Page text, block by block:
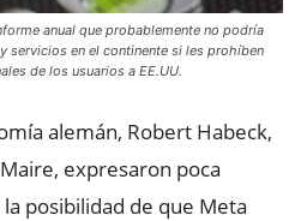
anual que probablemente no podría
servicios en el continente si les prohíben
de los usuarios a EE.UU.
alemán, Robert Habeck,
expresaron poca
posibilidad de que Meta